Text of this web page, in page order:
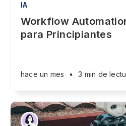
IA
Workflow
para Principiantes
hace un mes • 3 min de